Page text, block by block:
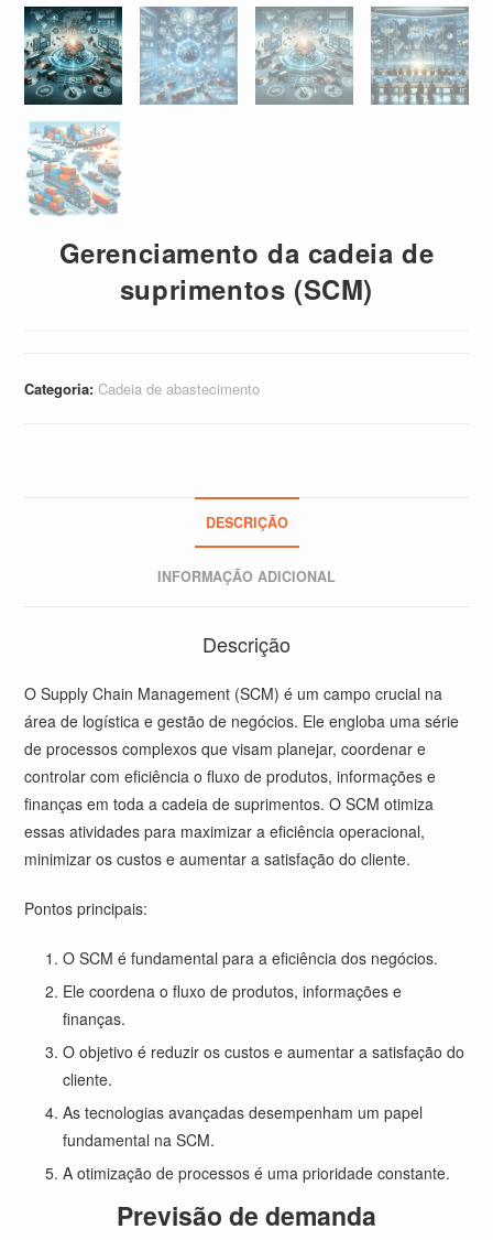
Gerenciamento da cadeia de
suprimentos (SCM)
Categoria:Cadeia de abastecimento
DESCRIÇÃO
INFORMAÇÃO ADICIONAL
Descrição
O Supply Chain Management (SCM) é um campo crucial na
área de logística e gestão de negócios. Ele engloba uma série
de processos complexos que visam planejar, coordenar e
controlar com eficiência o fluxo de produtos, informações e
finanças em toda a cadeia de suprimentos. O SCM otimiza
essas atividades para maximizar a eficiência operacional,
minimizar os custos e aumentar a satisfação do cliente.
Pontos principais:
O SCM é fundamental para a eficiência dos negócios.
Ele coordena o fluxo de produtos, informações e
finanças.
O objetivo é reduzir os custos e aumentar a satisfação do
cliente.
As tecnologias avançadas desempenham um papel
fundamental na SCM.
A otimização de processos é uma prioridade constante.
Previsão de demanda